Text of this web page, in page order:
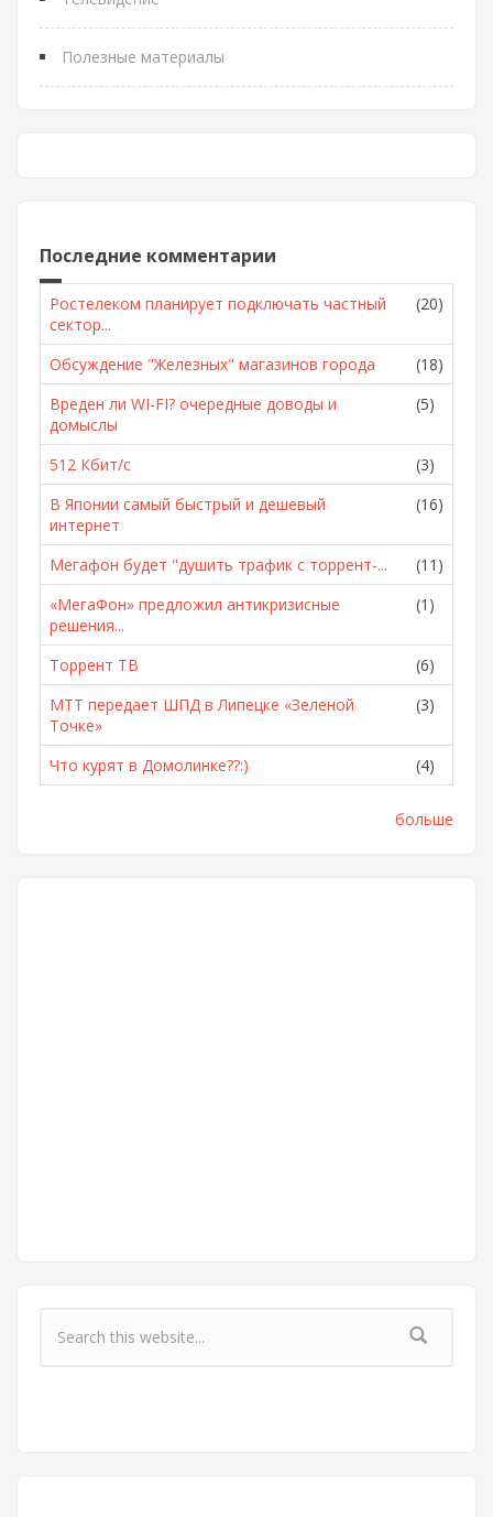
Полезные материалы
Последние комментарии
Ростелеком планирует подключать частный
сектор...
(20)
Обсуждение "Железных" магазинов города
(18)
Вреден ли WI-FI? очередные доводы и
домыслы
(5)
512 Кбит/с
(3)
В Японии самый быстрый и дешевый
интернет
(16)
Мегафон будет "душить трафик с торрент-...
(11)
«МегаФон» предложил антикризисные
решения...
(1)
Торрент ТВ
(6)
МТТ передает ШПД в Липецке «Зеленой
Точке»
(3)
Что курят в Домолинке??:) (4)
больше
Форма поиска